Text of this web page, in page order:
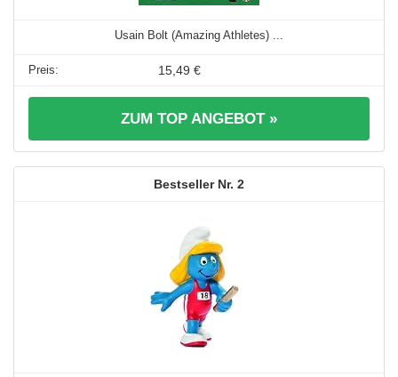
Usain Bolt (Amazing Athletes) ...
15,49 €
ZUM TOP ANGEBOT »
2